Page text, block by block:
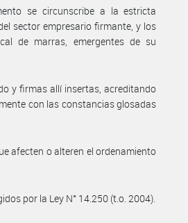
se circunscribe a la estricta
sector empresario firmante, y los
de marras, emergentes de su
y firmas allí insertas, acreditando
con las constancias glosadas
afecten o alteren el ordenamiento
por la Ley N° 14.250 (t.o. 2004).